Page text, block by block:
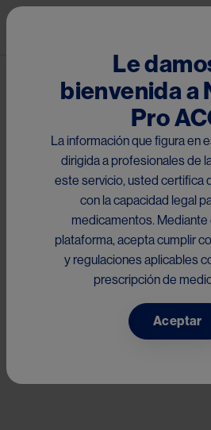
Pasar
cambiado la
Ruta de
La plataforma robótica Da Vinci, se
mundialmente como una tecnología
pacientes En las dos últimas
impresionantes avances dentro del
una muestra de ello es el sistema
Image
Le
bienvenida a
Pro
La información que figura en
dirigida a profesionales de
este servicio, usted certifica
con la capacidad legal
medicamentos. Mediante
plataforma, acepta cumplir
y regulaciones aplicables
prescripción de
Aceptar